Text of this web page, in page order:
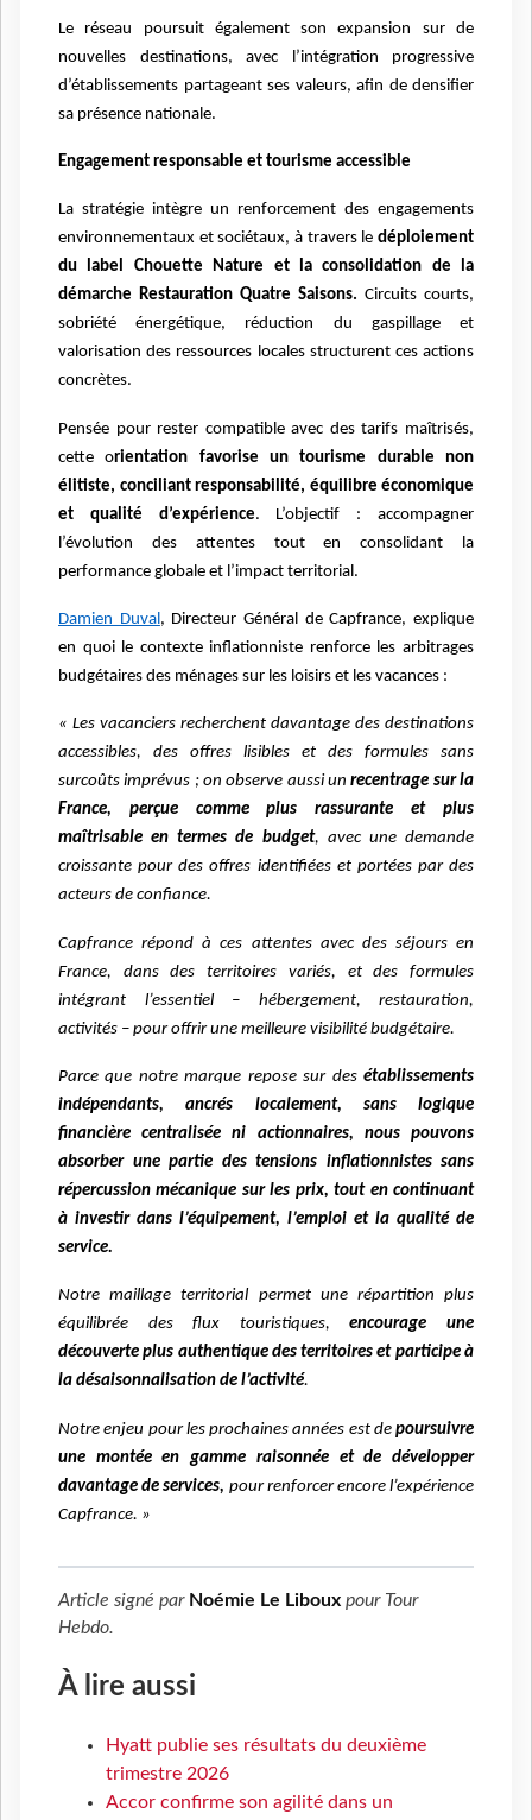
Le réseau poursuit également son expansion sur de
nouvelles destinations, avec l’intégration progressive
d’établissements partageant ses valeurs, afin de densifier
sa présence nationale.
Engagement responsable et tourisme accessible
La stratégie intègre un renforcement des engagements
environnementaux et sociétaux, à travers le déploiement
du label Chouette Nature et la consolidation de la
démarche Restauration Quatre Saisons. Circuits courts,
sobriété énergétique, réduction du gaspillage et
valorisation des ressources locales structurent ces actions
concrètes.
Pensée pour rester compatible avec des tarifs maîtrisés,
cette orientation favorise un tourisme durable non
élitiste, conciliant responsabilité, équilibre économique
et qualité d’expérience. L’objectif : accompagner
l’évolution des attentes tout en consolidant la
performance globale et l’impact territorial.
Damien Duval, Directeur Général de Capfrance, explique
en quoi le contexte inflationniste renforce les arbitrages
budgétaires des ménages sur les loisirs et les vacances :
« Les vacanciers recherchent davantage des destinations
accessibles, des offres lisibles et des formules sans
surcoûts imprévus ; on observe aussi unrecentrage sur la
France, perçue comme plus rassurante et plus
maîtrisable en termes de budget, avec une demande
croissante pour des offres identifiées et portées par des
acteurs de confiance.
Capfrance répond à ces attentes avec des séjours en
France, dans des territoires variés, et des formules
intégrant l’essentiel – hébergement, restauration,
activités – pour offrir une meilleure visibilité budgétaire.
Parce que notre marque repose sur des établissements
indépendants, ancrés localement, sans logique
financière centralisée ni actionnaires, nous pouvons
absorber une partie des tensions inflationnistes sans
répercussion mécanique sur les prix, tout en continuant
à investir dans l’équipement, l’emploi et la qualité de
service.
Notre maillage territorial permet une répartition plus
équilibrée des flux touristiques,encourage une
découverte plus authentique des territoires et participe à
la désaisonnalisation de l’activité.
Notre enjeu pour les prochaines années est de poursuivre
une montée en gamme raisonnée et de développer
davantage de services, pour renforcer encore l’expérience
Capfrance. »
Article signé par Noémie Le Liboux pour Tour
Hebdo.
À lire aussi
Hyatt publie ses résultats du deuxième
trimestre 2026
Accor confirme son agilité dans un